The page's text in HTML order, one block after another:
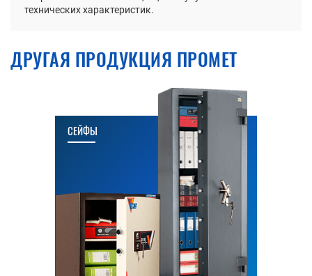
технических характеристик.
ДРУГАЯ ПРОДУКЦИЯ ПРОМЕТ
СЕЙФЫ